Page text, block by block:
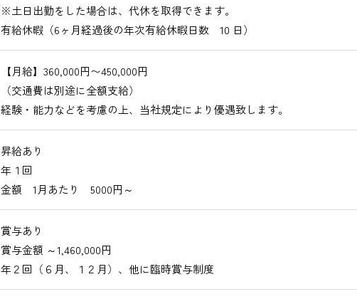
※土日出勤をした場合は、代休を取得できます。
有給休暇（6ヶ月経過後の年次有給休暇日数 10 日）
【月給】360,000円〜450,000円
（交通費は別途に全額支給）
経験・能力などを考慮の上、当社規定により優遇致します。
昇給あり
年１回
金額 1月あたり 5000円～
賞与あり
賞与金額 ～1,460,000円
年２回（６月、１２月）、他に臨時賞与制度